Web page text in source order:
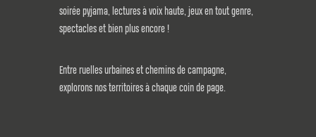
soirée pyjama, lectures à voix haute, jeux en tout genre,
spectacles et bien plus encore !
Entre ruelles urbaines et chemins de campagne,
explorons nos territoires à chaque coin de page.